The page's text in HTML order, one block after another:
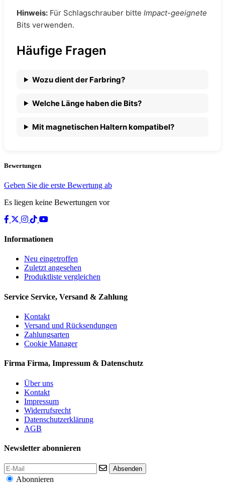
Hinweis: Für Schlagschrauber bitte Impact-geeignete
Bits verwenden.
Häufige Fragen
Wozu dient der Farbring?
Welche Länge haben die Bits?
Mit magnetischen Haltern kompatibel?
Bewertungen
Geben Sie die erste Bewertung ab
Es liegen keine Bewertungen vor
Informationen
Neu eingetroffen
Zuletzt angesehen
Produktliste vergleichen
Service Service, Versand & Zahlung
Kontakt
Versand und Rücksendungen
Zahlungsarten
Cookie Manager
Firma Firma, Impressum & Datenschutz
Über uns
Kontakt
Impressum
Widerrufsrecht
Datenschutzerklärung
AGB
Newsletter abonnieren
Absenden
Abonnieren